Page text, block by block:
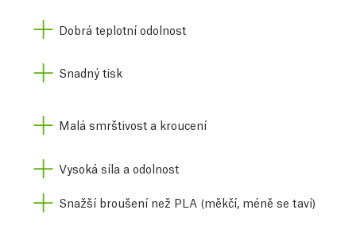
Dobrá teplotní odolnost
Snadný tisk
Malá smrštivost a kroucení
Vysoká síla a odolnost
Snažší broušení než PLA (měkčí, méně se taví)